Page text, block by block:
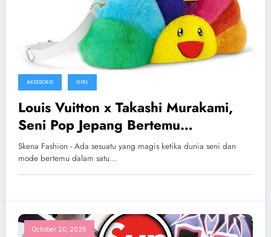
AKSESORIS GIRL
Louis Vuitton x Takashi Murakami,
Seni Pop Jepang Bertemu
Keanggunan Prancis
Skena Fashion - Ada sesuatu yang magis ketika dunia seni dan
mode bertemu dalam satu…
October 20, 2025